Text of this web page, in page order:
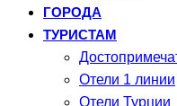
ГОРОДА
ТУРИСТАМ
Отели 1 линии
Отели Турции